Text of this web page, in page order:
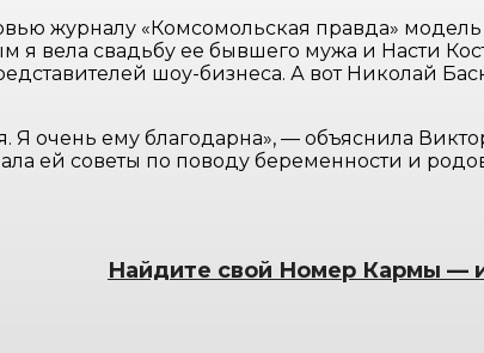
журналу «Комсомольская правда» модель
вела свадьбу ее бывшего мужа и Насти
шоу-бизнеса. А вот Николай
очень ему благодарна», — объяснила
ей советы по поводу беременности и
Найдите свой Номер Кармы —